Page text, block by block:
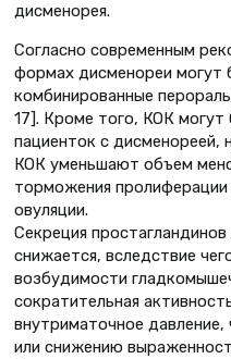
дисменорея.
Согласно современным
формах дисменореи могут
комбинированные
17]. Кроме того, КОК
пациенток с дисменореей,
КОК уменьшают объем
торможения
овуляции.
Секреция
снижается, вследствие
возбудимости
сократительная
внутриматочное
или снижению